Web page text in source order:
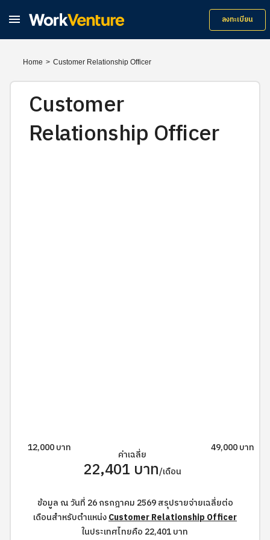
 ลงทะเบียน
Home > Customer Relationship Officer
Customer
Relationship Officer
12,000 บาท 49,000 บาท
ค่าเฉลี่ย
22,401 บาท/เดือน
ข้อมูล ณ วันที่ 26 กรกฎาคม 2569 สรุปรายจ่ายเฉลี่ยต่อ
เดือนสำหรับตำแหน่งCustomer Relationship Officer
ในประเทศไทยคือ 22,401 บาท